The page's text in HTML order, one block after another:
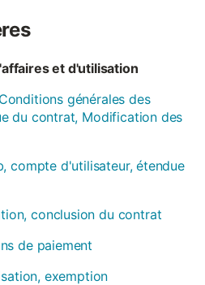
et d'utilisation
générales des
du contrat, Modification des
compte d'utilisateur, étendue
conclusion du contrat
de paiement
exemption